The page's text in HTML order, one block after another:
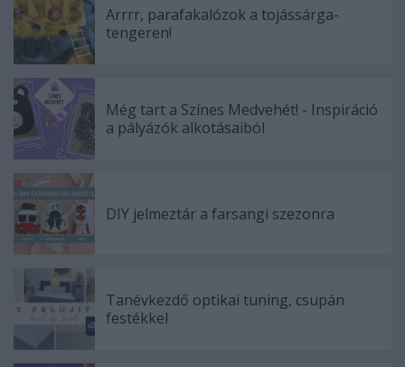
Arrrr, parafakalózok a tojássárga-
tengeren!
Még tart a Színes Medvehét! - Inspiráció
a pályázók alkotásaiból
DIY jelmeztár a farsangi szezonra
Tanévkezdő optikai tuning, csupán
festékkel